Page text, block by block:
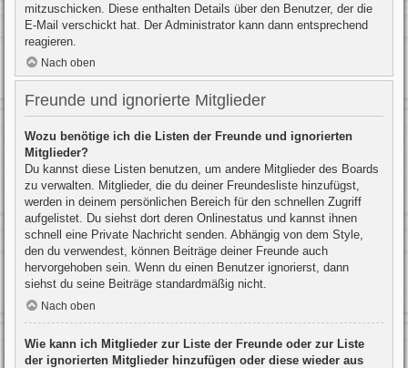
mitzuschicken. Diese enthalten Details über den Benutzer, der die
E-Mail verschickt hat. Der Administrator kann dann entsprechend
reagieren.
Nach oben
Freunde und ignorierte Mitglieder
Wozu benötige ich die Listen der Freunde und ignorierten
Mitglieder?
Du kannst diese Listen benutzen, um andere Mitglieder des Boards
zu verwalten. Mitglieder, die du deiner Freundesliste hinzufügst,
werden in deinem persönlichen Bereich für den schnellen Zugriff
aufgelistet. Du siehst dort deren Onlinestatus und kannst ihnen
schnell eine Private Nachricht senden. Abhängig von dem Style,
den du verwendest, können Beiträge deiner Freunde auch
hervorgehoben sein. Wenn du einen Benutzer ignorierst, dann
siehst du seine Beiträge standardmäßig nicht.
Nach oben
Wie kann ich Mitglieder zur Liste der Freunde oder zur Liste
der ignorierten Mitglieder hinzufügen oder diese wieder aus